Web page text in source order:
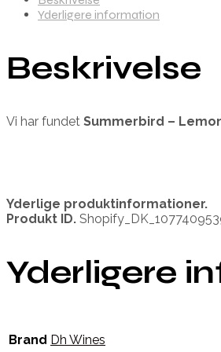
Yderligere information
Beskrivelse
Vi har fundet Summerbird –
Yderlige produktinformationer.
Produkt ID.
Yderligere
Brand Dh Wines